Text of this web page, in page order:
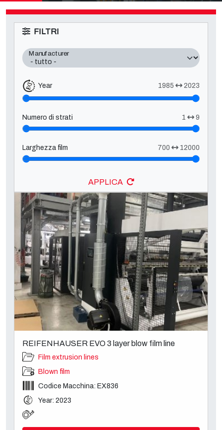
FILTRI
Manufacturer
Year 1985 2023
Numero di strati 1 9
Larghezza film 700 12000
APPLICA
REIFENHAUSER EVO 3 layer blow film line
Film extrusion lines
Blown film
Codice Macchina: EX836
Year: 2023